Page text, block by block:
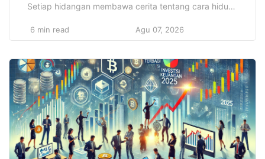
Setiap hidangan membawa cerita tentang cara hidup,
tradisi yang telah di wariskan turun-temurun. Dengan
melihat bagaimana makanan berkembang dan
menyesuaikan diri dengan kebutuhan serta
kepercayaan […]
6 min read Agu 07, 2026